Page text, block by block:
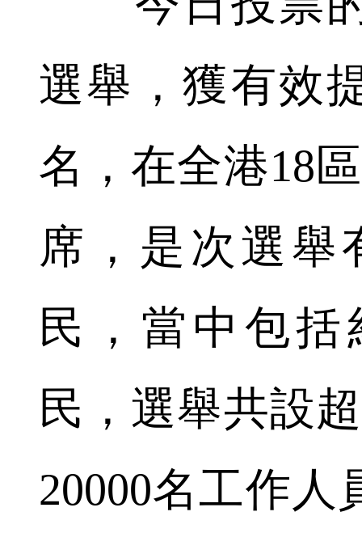
選舉，獲有效
名，在全港18
席，是次選舉
民，當中包括
民，選舉共設
20000名工作